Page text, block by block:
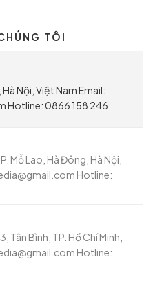
TÔI
Nội, Việt Nam Email:
Hotline: 0866 158 246
Mỗ Lao, Hà Đông, Hà Nội,
Hotline:
Bình, TP. Hồ Chí Minh,
Hotline: